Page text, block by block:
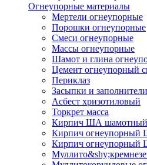
Огнеупорные материалы
Мертели огнеупорные
Порошки огнеупорные
Смеси огнеупорные
Массы огнеупорные
Шамот и глина
Цемент огнеупорный
Периклаз
Засыпки и заполнители
Асбест хризотиловый
Торкрет масса
Кирпич ША шамотный
Кирпич
Кирпич